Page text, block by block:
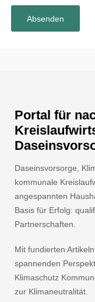
Portal für
Daseinsvorsorge,
kommunale
angespannten
Basis für Erfolg:
Partnerschaften.
Mit fundierten
spannenden
Klimaschutz
zur Klimaneutralität.